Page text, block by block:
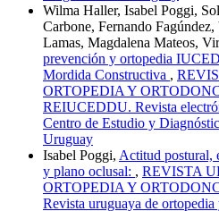
Wilma Haller, Isabel Poggi,
Carbone, Fernando
Lamas, Magdalena Mateos,
prevención y ortopedia
Mordida Constructiva ,
ORTOPEDIA Y
REIUCEDDU. Revista
Centro de Estudio y
Uruguay
Isabel Poggi, Actitud postural,
y plano oclusal: , REVISTA
ORTOPEDIA Y
Revista uruguaya de